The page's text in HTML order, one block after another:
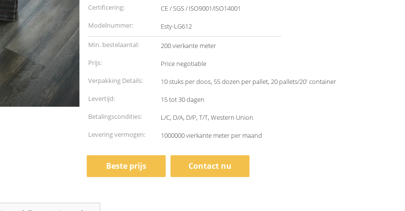
Certificering:
CE / SGS / ISO9001/ISO14001
Modelnummer:
Esty-LG612
Min. bestelaantal:
200 vierkante meter
Prijs:
Price negotiable
Verpakking Details:
10 stuks per doos, 55 dozen per pallet, 20 pallets/20' container
Levertijd:
15 tot 30 dagen
Betalingscondities:
L/C, D/A, D/P, T/T, Western Union
Levering vermogen:
1000000 vierkante meter per maand
Beste prijs Contact nu